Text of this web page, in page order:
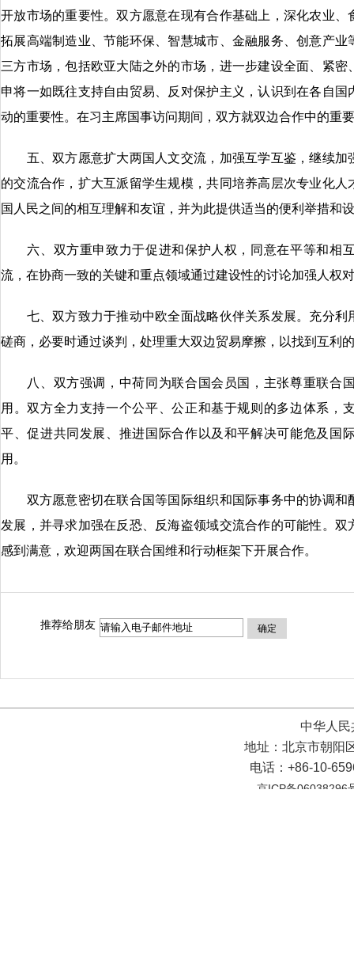
开放市场的重要性。双方愿意在现有合作基础上，深化农业
拓展高端制造业、节能环保、智慧城市、金融服务、创意产
三方市场，包括欧亚大陆之外的市场，进一步建设全面、紧
申将一如既往支持自由贸易、反对保护主义，认识到在各自
动的重要性。在习主席国事访问期间，双方就双边合作中的重
五、双方愿意扩大两国人文交流，加强互学互鉴，继续加
的交流合作，扩大互派留学生规模，共同培养高层次专业化
国人民之间的相互理解和友谊，并为此提供适当的便利举措和
六、双方重申致力于促进和保护人权，同意在平等和相
流，在协商一致的关键和重点领域通过建设性的讨论加强人权
七、双方致力于推动中欧全面战略伙伴关系发展。充分利
磋商，必要时通过谈判，处理重大双边贸易摩擦，以找到互利
八、双方强调，中荷同为联合国会员国，主张尊重联合
用。双方全力支持一个公平、公正和基于规则的多边体系，
平、促进共同发展、推进国际合作以及和平解决可能危及国
用。
双方愿意密切在联合国等国际组织和国际事务中的协调和
发展，并寻求加强在反恐、反海盗领域交流合作的可能性。
感到满意，欢迎两国在联合国维和行动框架下开展合作。
推荐给朋友 确定
中华人
地址：北京市朝阳
电话：+86-10-
京ICP备06038296